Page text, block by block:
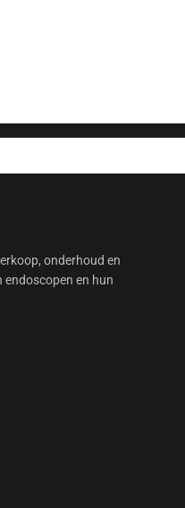
onderhoud en
endoscopen en hun